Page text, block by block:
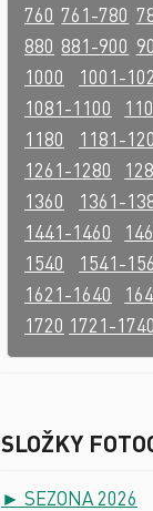
760 761-780
880 881-900
1000
1001-
1081-1100
1180
1181-
1261-1280
1360
1361-
1441-1460
1540
1541-
1621-1640
1720 1721-1740
SLOŽKY
► SEZONA 2026